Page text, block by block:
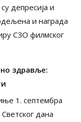
депресија и
и награда
СЗО филмског
здравље:
1. септембра
дана